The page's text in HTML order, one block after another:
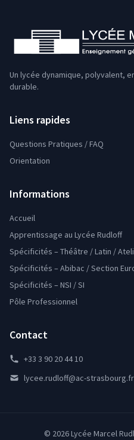
Un lycée dynamique, polyvalent,
durable.
Liens rapides
Questions Pratiques / FAQ
Orientation
Informations
Accueil
Apprentissage au Lycée Rudloff
Spécificités – Théâtre / Latin /
Spécificités – Abibac / Section
Spécificités – NSI / SI
Pôle Professionnel
Contact
+33 3 90 20 44 10
lycee.rudloff@ac-strasbourg.fr
© 2026 Lycée Marcel